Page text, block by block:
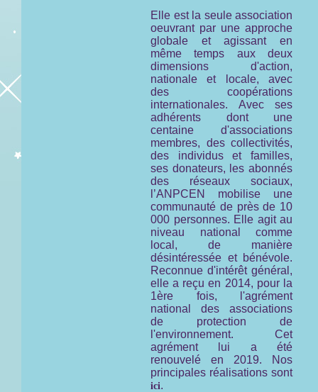
Elle est la seule association
oeuvrant par une approche
globale et agissant en
même temps aux deux
dimensions d'action,
nationale et locale, avec
des coopérations
internationales. Avec ses
adhérents dont une
centaine d'associations
membres, des collectivités,
des individus et familles,
ses donateurs, les abonnés
des réseaux sociaux,
l’ANPCEN mobilise une
communauté de près de 10
000 personnes. Elle agit au
niveau national comme
local, de manière
désintéressée et bénévole.
Reconnue d'intérêt général,
elle a reçu en 2014, pour la
1ère fois, l'agrément
national des associations
de protection de
l'environnement. Cet
agrément lui a été
renouvelé en 2019. Nos
principales réalisations sont
ici.